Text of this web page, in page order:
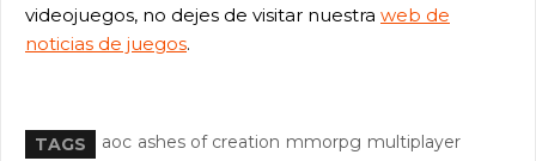
videojuegos, no dejes de visitar nuestra web de
noticias de juegos.
TAGS aoc ashes of creation mmorpg multiplayer